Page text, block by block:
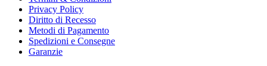
Privacy Policy
Diritto di Recesso
Metodi di Pagamento
Spedizioni e Consegne
Garanzie